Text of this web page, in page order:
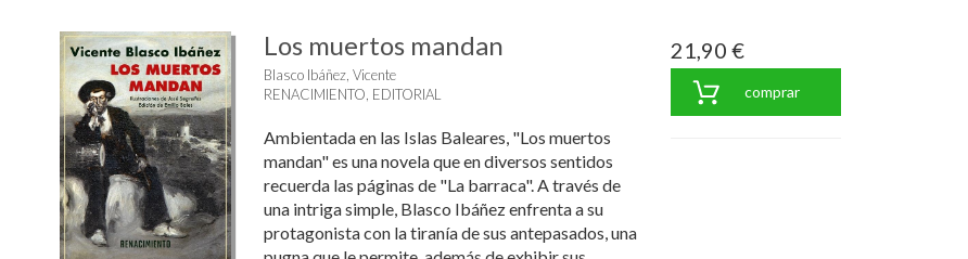
Los muertos mandan
Blasco Ibáñez, Vicente
RENACIMIENTO, EDITORIAL
Ambientada en las Islas Baleares, "Los muertos
mandan" es una novela que en diversos sentidos
recuerda las páginas de "La barraca". A través de
una intriga simple, Blasco Ibáñez enfrenta a su
protagonista con la tiranía de sus antepasados, una
21,90 €
comprar